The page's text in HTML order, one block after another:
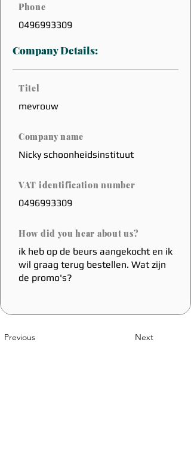
Phone
0496993309
Company Details:
Titel
mevrouw
Company name
Nicky schoonheidsinstituut
VAT identification number
0496993309
How did you hear about us?
ik heb op de beurs aangekocht en ik
wil graag terug bestellen. Wat zijn
de promo's?
Previous Next